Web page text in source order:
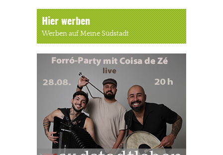
Hier werben
Werben auf Meine Südstadt